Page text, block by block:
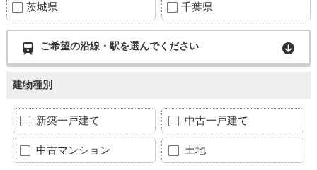
茨城県 千葉県
ご希望の沿線・駅を選んでください
建物種別
新築一戸建て 中古一戸建て
中古マンション 土地